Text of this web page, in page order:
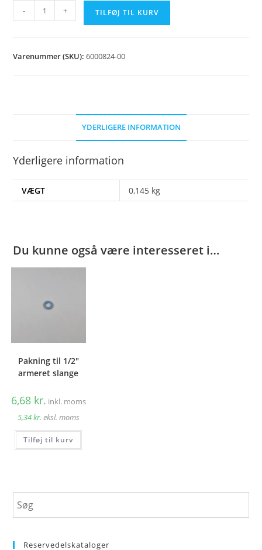
Armeret
slange
- + TILFØJ TIL KURV
Varenummer (SKU):6000824-00
YDERLIGERE INFORMATION
Yderligere information
VÆGT 0,145 kg
Du kunne også være interesseret i…
Pakning til 1/2″
armeret slange
6,68 kr. inkl. moms
5,34kr. eksl. moms
Tilføj til kurv
Reservedelskataloger